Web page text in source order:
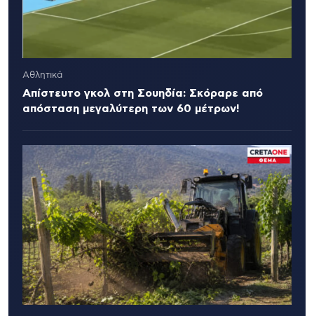
Αθλητικά
Απίστευτο γκολ στη Σουηδία: Σκόραρε από
απόσταση μεγαλύτερη των 60 μέτρων!